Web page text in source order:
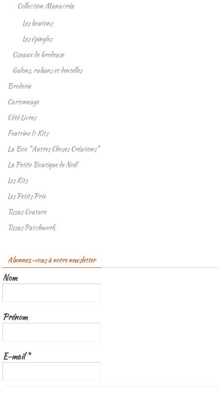
Collection Manucréa
Les boutons
Les épingles
Ciseaux de brodeuse
Galons, rubans et dentelles
Broderie
Cartonnage
Côté Livres
Feutrine & Kits
La Box "Autres Choses Créations"
La Petite Boutique de Noël
Les Kits
Les Petits Prix
Tissus Couture
Tissus Patchwork
Abonnez-vous à notre newsletter
Nom
Prénom
E-mail*